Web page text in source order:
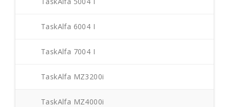
TaskAlfa 6004 I
TaskAlfa 7004 I
TaskAlfa MZ3200i
TaskAlfa MZ4000i